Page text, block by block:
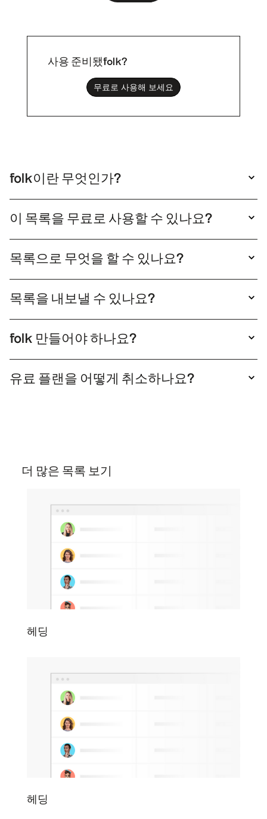
사용 준비됐folk?
무료로 사용해 보세요
folk이란 무엇인가?
이 목록을 무료로 사용할 수 있나요?
니다. 이 목록을 본인 전용으로 만들고 싶으시다면
"복제"를 클릭하기만 하면 됩니다. 그러면 직접 편
집할 수 있는 수정 가능한 버전의 목록을 가지게
됩니다.
목록으로 무엇을 할 수 있나요?
수 있습니다. 이후 이러한 관계를 파이프라인에서
손쉽게 추적할 수 있습니다.
목록을 내보낼 수 있나요?
니다.
folk 만들어야 하나요?
유료 플랜을 어떻게 취소하나요?
더 많은 목록 보기
헤딩
헤딩